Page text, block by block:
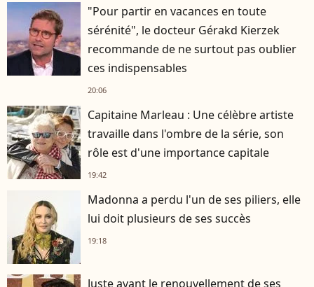
"Pour partir en vacances en toute
sérénité", le docteur Gérakd Kierzek
recommande de ne surtout pas oublier
ces indispensables
20:06
Capitaine Marleau : Une célèbre artiste
travaille dans l'ombre de la série, son
rôle est d'une importance capitale
19:42
Madonna a perdu l'un de ses piliers, elle
lui doit plusieurs de ses succès
19:18
Juste avant le renouvellement de ses